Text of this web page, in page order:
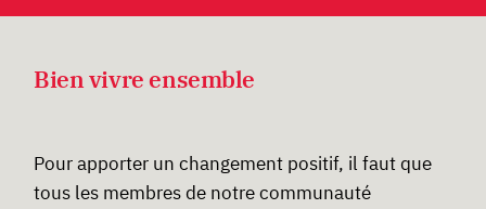
Bien vivre ensemble
Pour apporter un changement positif, il faut que
tous les membres de notre communauté